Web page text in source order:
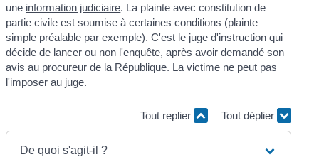
une information judiciaire. La plainte avec constitution de
partie civile est soumise à certaines conditions (plainte
simple préalable par exemple). C'est le juge d'instruction qui
décide de lancer ou non l'enquête, après avoir demandé son
avis au procureur de la République. La victime ne peut pas
l'imposer au juge.
Tout replier Tout déplier
De quoi s'agit-il ?